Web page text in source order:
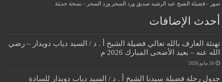
صور - فضيلة الشيخ عبد الرشيد صديق
ورد السحر ورد السحر - نسخة حديثة
أحدث الإضافات
تهنئة العارف بالله تعالي فضيلة الشيخ أ . د / السيد دياب دويدار – رضي
الله عنه – بعيد الأضحى المبارك 2026 م
26 مايو,2026
جدول رحلة فضيلة سيدنا الشيخ أ . د / السيد دياب دويدار للسادة